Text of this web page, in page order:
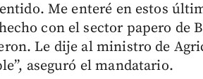
Me enteré en estos
con el sector papero de
Le dije al ministro de
aseguró el mandatario.